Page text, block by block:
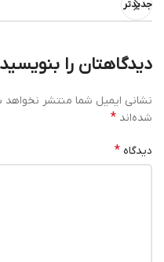
جدیدتر
دیدگاهتان را بنویسید
نشانی ایمیل شما منتشر نخواهد
شده‌اند *
دیدگاه *